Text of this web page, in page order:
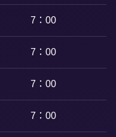
7：00
7：00
7：00
7：00